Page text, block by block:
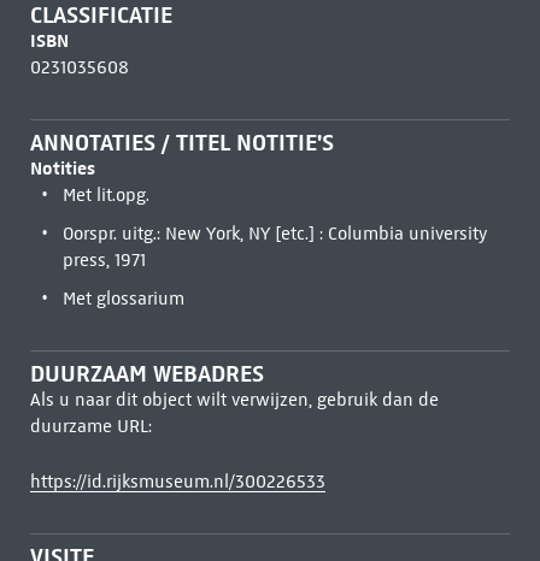
CLASSIFICATIE
ISBN
0231035608
ANNOTATIES / TITEL NOTITIE'S
Notities
Met lit.opg.
Oorspr. uitg.: New York, NY [etc.] : Columbia university
press, 1971
Met glossarium
DUURZAAM WEBADRES
Als u naar dit object wilt verwijzen, gebruik dan de
duurzame URL:
https://id.rijksmuseum.nl/300226533